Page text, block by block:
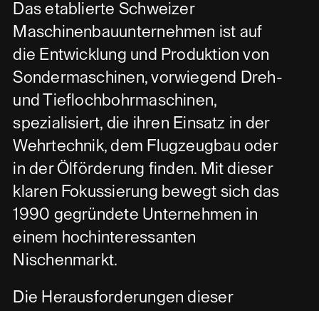
Das etablierte Schweizer
Maschinenbauunternehmen ist auf
die Entwicklung und Produktion von
Sondermaschinen, vorwiegend Dreh-
und Tieflochbohrmaschinen,
spezialisiert, die ihren Einsatz in der
Wehrtechnik, dem Flugzeugbau oder
in der Ölförderung finden. Mit dieser
klaren Fokussierung bewegt sich das
1990 gegründete Unternehmen in
einem hochinteressanten
Nischenmarkt.
Die Herausforderungen dieser